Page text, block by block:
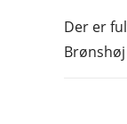
Der er